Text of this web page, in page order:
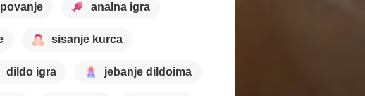
analna igra
sisanje kurca
dildo igra jebanje dildoima